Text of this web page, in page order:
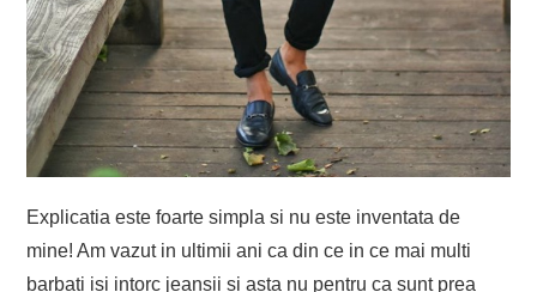
Explicatia este foarte simpla si nu este inventata de
mine! Am vazut in ultimii ani ca din ce in ce mai multi
barbati isi intorc jeansii si asta nu pentru ca sunt prea